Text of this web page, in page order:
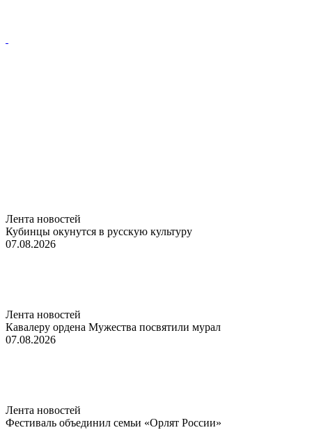
Лента новостей
Кубинцы окунутся в русскую культуру
07.08.2026
Лента новостей
Кавалеру ордена Мужества посвятили мурал
07.08.2026
Лента новостей
Фестиваль объединил семьи «Орлят России»